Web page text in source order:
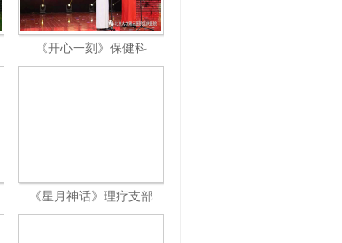
《开心一刻》保健科
《星月神话》理疗支部